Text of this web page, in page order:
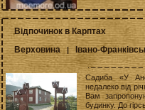
Відпочинок в Карптах
Верховина | Івано-
Садиба «У
недалеко від
Вам
будинку. До